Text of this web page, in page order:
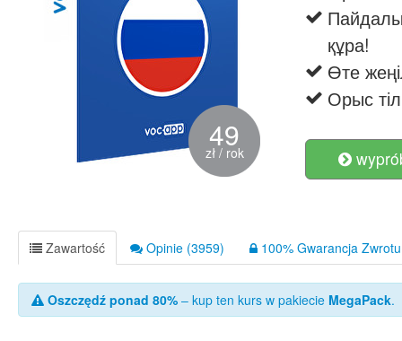
49
zł / rok
Пайдалы
құра!
Өте
Орыс
Zawartość Opinie (3959) 100% Gwarancja
Oszczędź ponad 80% – kup ten kurs w pakiecie MegaPack.